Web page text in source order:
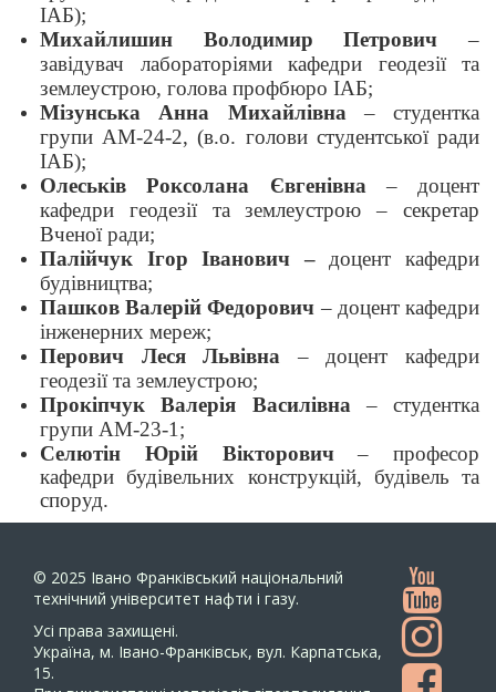
ІАБ);
Михайлишин Володимир Петрович –
завідувач лабораторіями кафедри геодезії та
землеустрою, голова профбюро ІАБ;
Мізунська Анна Михайлівна – студентка
групи АМ-24-2, (в.о. голови студентської ради
ІАБ);
Олеськів Роксолана Євгенівна – доцент
кафедри геодезії та землеустрою – секретар
Вченої ради;
Палійчук Ігор Іванович – доцент кафедри
будівництва;
Пашков Валерій Федорович – доцент кафедри
інженерних мереж;
Перович Леся Львівна – доцент кафедри
геодезії та землеустрою;
Прокіпчук Валерія Василівна – студентка
групи АМ-23-1;
Селютін Юрій Вікторович– професор
кафедри будівельних конструкцій, будівель та
споруд.
© 2025 Івано Франківський національний
технічний університет нафти і газу.
Усi права захищенi.
Україна, м. Івано-Франківськ, вул. Карпатська,
15.